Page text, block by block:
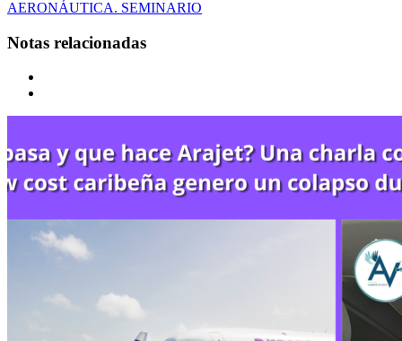
AERONÁUTICA. SEMINARIO
Notas relacionadas